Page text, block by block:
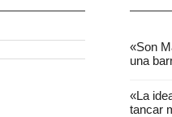
«Son
una
«La
tancar